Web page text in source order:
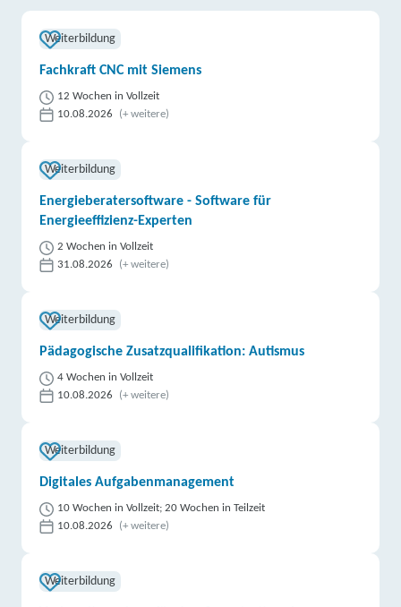
Weiterbildung
Fachkraft CNC mit Siemens
12 Wochen in Vollzeit
10.08.2026
(+ weitere)
Weiterbildung
Energieberatersoftware - Software für
Energieeffizienz-Experten
2 Wochen in Vollzeit
31.08.2026
(+ weitere)
Weiterbildung
Pädagogische Zusatzqualifikation: Autismus
4 Wochen in Vollzeit
10.08.2026
(+ weitere)
Weiterbildung
Digitales Aufgabenmanagement
10 Wochen in Vollzeit; 20 Wochen in Teilzeit
10.08.2026
(+ weitere)
Weiterbildung